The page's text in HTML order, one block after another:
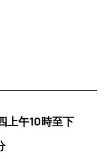
上午10時至下